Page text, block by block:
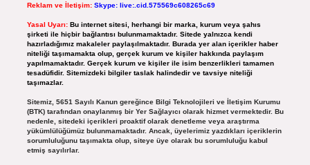
Reklam ve İletişim: Skype: live:.cid.575569c608265c69
Yasal Uyarı: Bu internet sitesi, herhangi bir marka, kurum veya şahıs
şirketi ile hiçbir bağlantısı bulunmamaktadır. Sitede yalnızca kendi
hazırladığımız makaleler paylaşılmaktadır. Burada yer alan içerikler haber
niteliği taşımamakta olup, gerçek kurum ve kişiler hakkında paylaşım
yapılmamaktadır. Gerçek kurum ve kişiler ile isim benzerlikleri tamamen
tesadüfidir. Sitemizdeki bilgiler taslak halindedir ve tavsiye niteliği
taşımazlar.
Sitemiz, 5651 Sayılı Kanun gereğince Bilgi Teknolojileri ve İletişim Kurumu
(BTK) tarafından onaylanmış bir Yer Sağlayıcı olarak hizmet vermektedir. Bu
nedenle, sitedeki içerikleri proaktif olarak denetleme veya araştırma
yükümlülüğümüz bulunmamaktadır. Ancak, üyelerimiz yazdıkları içeriklerin
sorumluluğunu taşımakta olup, siteye üye olarak bu sorumluluğu kabul
etmiş sayılırlar.